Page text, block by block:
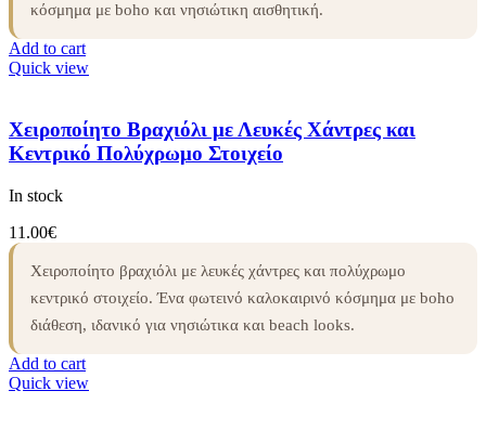
κόσμημα με boho και νησιώτικη αισθητική.
Add to cart
Quick view
Χειροποίητο Βραχιόλι με Λευκές Χάντρες και
Κεντρικό Πολύχρωμο Στοιχείο
In stock
11.00€
Χειροποίητο βραχιόλι με λευκές χάντρες και πολύχρωμο
κεντρικό στοιχείο. Ένα φωτεινό καλοκαιρινό κόσμημα με boho
διάθεση, ιδανικό για νησιώτικα και beach looks.
Add to cart
Quick view